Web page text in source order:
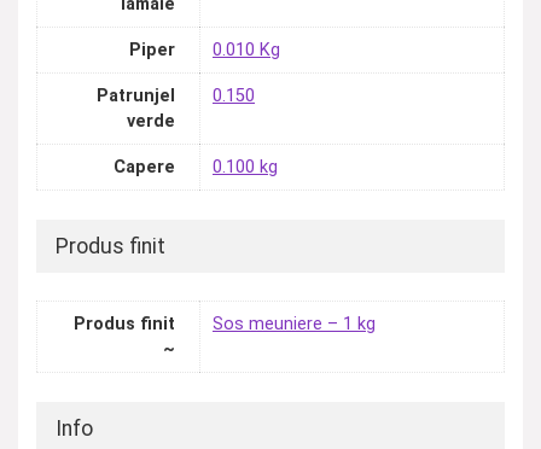
lamaie
Piper 0.010 Kg
Patrunjel
verde
0.150
Capere 0.100 kg
Produs finit
Produs finit
~
Sos meuniere – 1 kg
Info